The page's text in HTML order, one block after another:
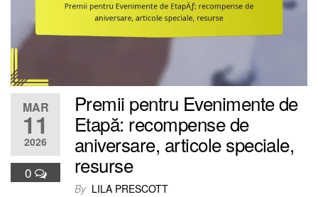
MAR
11
2026
0
Premii pentru Evenimente de
Etapă: recompense de
aniversare, articole speciale,
resurse
By LILA PRESCOTT